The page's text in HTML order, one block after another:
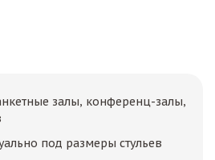
залы, конференц-залы,
под размеры стульев